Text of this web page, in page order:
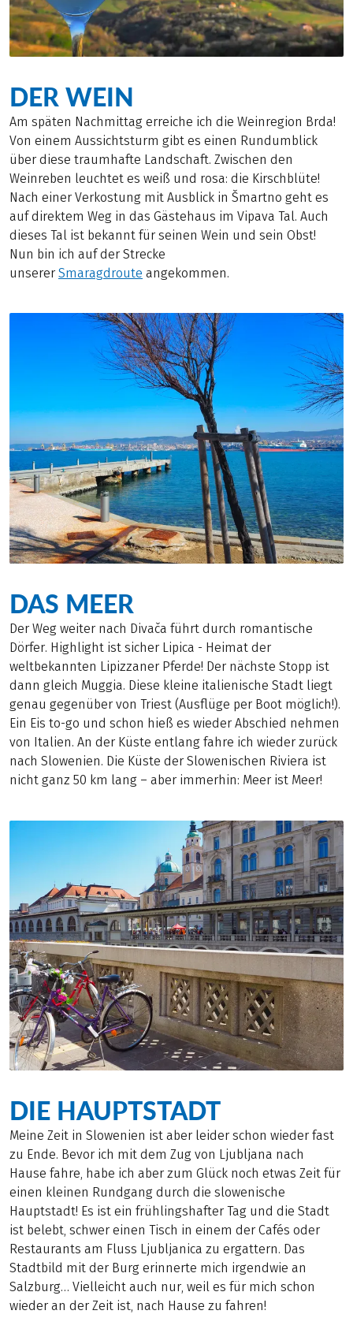
DER WEIN
Am späten Nachmittag erreiche ich die Weinregion Brda!
Von einem Aussichtsturm gibt es einen Rundumblick
über diese traumhafte Landschaft. Zwischen den
Weinreben leuchtet es weiß und rosa: die Kirschblüte!
Nach einer Verkostung mit Ausblick in Šmartno geht es
auf direktem Weg in das Gästehaus im Vipava Tal. Auch
dieses Tal ist bekannt für seinen Wein und sein Obst!
Nun bin ich auf der Strecke
unserer Smaragdroute angekommen.
DAS MEER
Der Weg weiter nach Divača führt durch romantische
Dörfer. Highlight ist sicher Lipica - Heimat der
weltbekannten Lipizzaner Pferde! Der nächste Stopp ist
dann gleich Muggia. Diese kleine italienische Stadt liegt
genau gegenüber von Triest (Ausflüge per Boot möglich!).
Ein Eis to-go und schon hieß es wieder Abschied nehmen
von Italien. An der Küste entlang fahre ich wieder zurück
nach Slowenien. Die Küste der Slowenischen Riviera ist
nicht ganz 50 km lang – aber immerhin: Meer ist Meer!
DIE HAUPTSTADT
Meine Zeit in Slowenien ist aber leider schon wieder fast
zu Ende. Bevor ich mit dem Zug von Ljubljana nach
Hause fahre, habe ich aber zum Glück noch etwas Zeit für
einen kleinen Rundgang durch die slowenische
Hauptstadt! Es ist ein frühlingshafter Tag und die Stadt
ist belebt, schwer einen Tisch in einem der Cafés oder
Restaurants am Fluss Ljubljanica zu ergattern. Das
Stadtbild mit der Burg erinnerte mich irgendwie an
Salzburg… Vielleicht auch nur, weil es für mich schon
wieder an der Zeit ist, nach Hause zu fahren!